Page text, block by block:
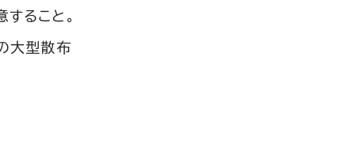
ること。
大型散布